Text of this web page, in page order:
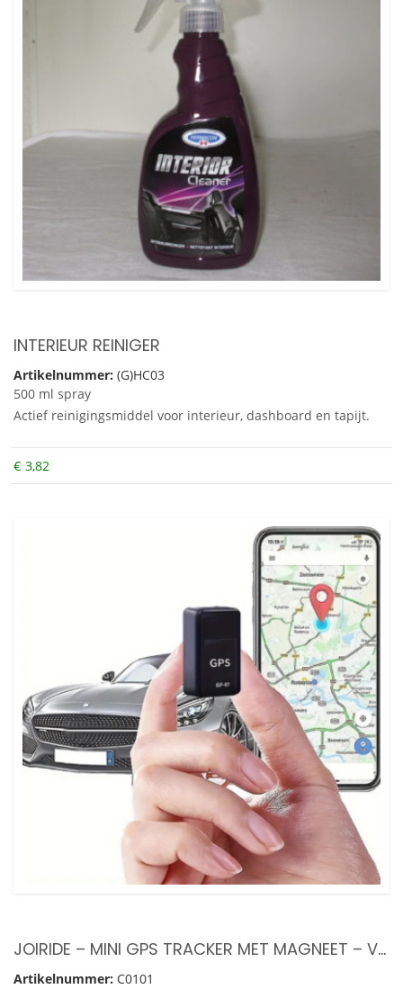
INTERIEUR REINIGER
Artikelnummer: (G)HC03
500 ml spray
Actief reinigingsmiddel voor interieur, dashboard en tapijt.
€ 3,82
JOIRIDE – MINI GPS TRACKER MET MAGNEET – VOLGSYSTEEM – TRACKER – AIRTAG – KEYFINDER – AUTO – FIETS – SCOOTER – KOFFER – TREKIO
Artikelnummer: C0101